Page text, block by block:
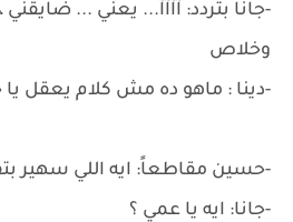
-جانا بتردد: آآآآ... يعني ...
وخلاص
-دينا : ماهو ده مش كلام يعقل يا
-حسين مقاطعاً: ايه اللي سهير
-جانا: ايه يا عمي ؟